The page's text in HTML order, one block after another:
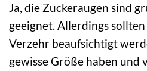
Ja, die Zuckeraugen sind
geeignet. Allerdings
Verzehr beaufsichtigt
gewisse Größe haben und